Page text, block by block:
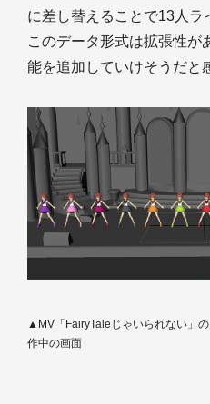
に差し替えることで13人ラ
このデータ形式は拡張性が
能を追加していけそうだと
▲MV「FairyTaleじゃいられない」
作中の画面